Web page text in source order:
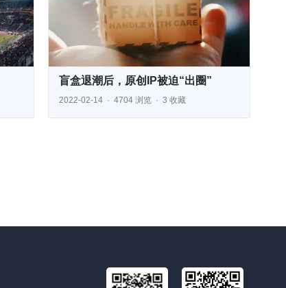
盲盒退潮后，原创IP被迫“出圈”
2022-02-14 4704 浏览 3 收藏